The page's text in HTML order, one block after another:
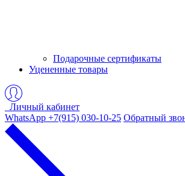
Подарочные сертификаты
Уцененные товары
Личный кабинет
WhatsApp +7(915) 030-10-25 Обратный